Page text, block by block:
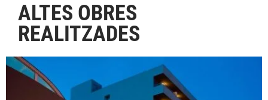
ALTES OBRES
REALITZADES